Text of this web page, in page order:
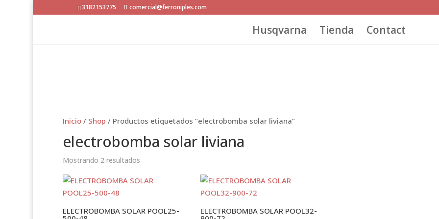
3182153775 comercial@ferroniples.com
Husqvarna Tienda Contact
Inicio/ Shop / Productos etiquetados “electrobomba solar liviana”
electrobomba solar liviana
Mostrando 2 resultados
ELECTROBOMBA SOLAR POOL25- ELECTROBOMBA SOLAR POOL32-